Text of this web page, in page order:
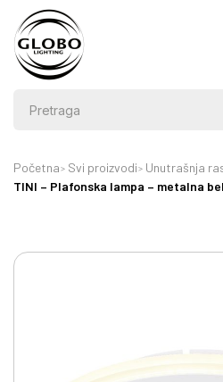
Početna Svi proizvodi
Unutrašnja
TINI – Plafonska lampa – metalna